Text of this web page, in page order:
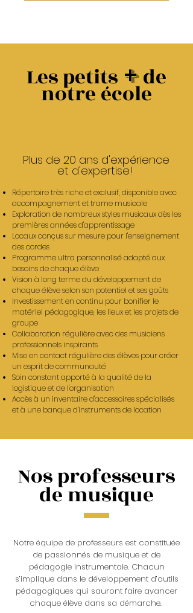
Les petits +de
notre école
Plus de 20 ans d'expérience
et d'expertise!
Répertoire très riche et exclusif, disponible avec
accompagnement et trame musicale
Exploration de nombreux styles musicaux dès les
premières années d'apprentissage
Locaux conçus sur mesure pour l'enseignement
des cordes
Programme ultra personnalisé adapté aux
besoins de chaque élève
Vision à long terme du développement de
chaque élève selon son potentiel et ses goûts
Investissement en continu pour bonifier le
matériel pédagogique, les lieux et les projets de
groupe
Collaboration régulière avec des musiciens
professionnels inspirants
Mise en contact régulière des élèves pour créer
un esprit de communauté
Soin constant apporté à la qualité de la
logistique et de l'organisation
Accès à un inventaire d'accessoires spécialisés
et à une banque d'instruments de location
Nos professeurs
de musique
Notre équipe de professeurs est constituée
de passionnés de musique et de
pédagogie instrumentale. Chacun
s’implique dans le développement d’outils
pédagogiques qui sauront faire avancer
chaque élève dans sa démarche.